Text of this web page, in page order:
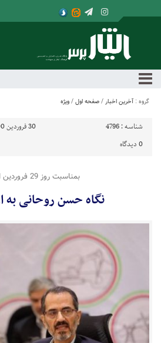
گروه : آخرین اخبار / صفحه اول / ویژه
شناسه : 4796
30 فروردین 1400 - 7:11
0 دیدگاه
بمناسبت روز 29 فروردین ارتش :
نگاه حسن روحانی به